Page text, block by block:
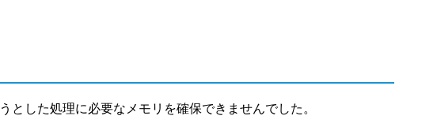
した処理に必要なメモリを確保できませんでした。